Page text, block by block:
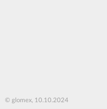
© glomex, 10.10.2024